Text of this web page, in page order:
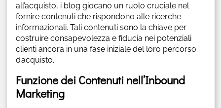
all’acquisto, i blog giocano un ruolo cruciale nel
fornire contenuti che rispondono alle ricerche
informazionali. Tali contenuti sono la chiave per
costruire consapevolezza e fiducia nei potenziali
clienti ancora in una fase iniziale del loro percorso
d’acquisto.
Funzione dei Contenuti nell’Inbound
Marketing